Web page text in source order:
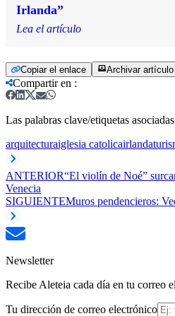
Irlanda”
Lea el artículo
Copiar el enlace Archivar artículo
Compartir en :
Las palabras clave/etiquetas
arquitecturaiglesia catolicairlanda
ANTERIOR“El violín de Noé”
Venecia
SIGUIENTEMuros pendencieros:
Newsletter
Recibe Aleteia cada día en tu correo
Tu dirección de correo electrónico